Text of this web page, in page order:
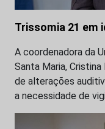
Trissomia 21 em
A coordenadora da
Santa Maria,
de alterações
a necessidade de